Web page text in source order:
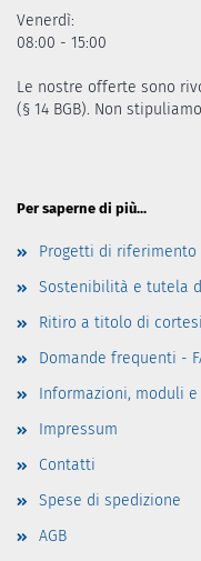
Venerdì:
08:00 - 15:00
Le nostre offerte sono
(§ 14 BGB). Non
Per saperne di più...
Progetti di
Sostenibilità e tutela
Ritiro a titolo di
Domande frequenti -
Informazioni, moduli
Impressum
Contatti
Spese di spedizione
AGB